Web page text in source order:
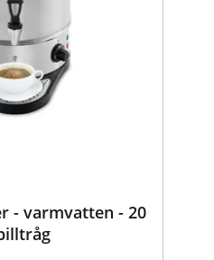
- varmvatten - 20